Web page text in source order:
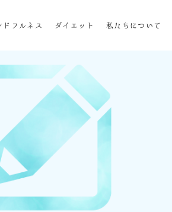
ドフルネス ダイエット 私たちについて
ドフル・ライフコーチ
マインドフルネス
私たちについて